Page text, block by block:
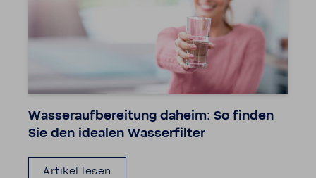
Wasser­auf­be­rei­tung daheim: So finden
Sie den idealen Wasser­filter
Artikel lesen